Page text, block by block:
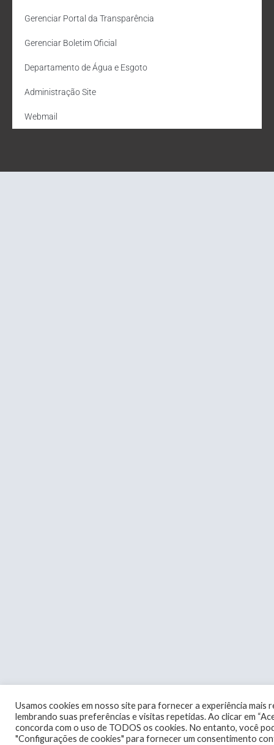
Gerenciar Portal da Transparência
Gerenciar Boletim Oficial
Departamento de Água e Esgoto
Administração Site
Webmail
Usamos cookies em nosso site para fornecer a experiência mais
lembrando suas preferências e visitas repetidas. Ao clicar em
concorda com o uso de TODOS os cookies. No entanto, você
"Configurações de cookies" para fornecer um consentimento